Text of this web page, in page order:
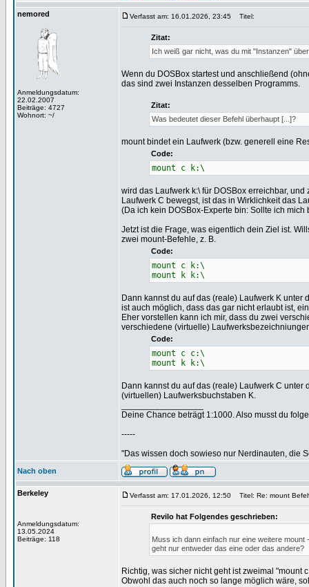
nemored
Anmeldungsdatum:
22.02.2007
Beiträge: 4727
Wohnort: ~/
Verfasst am: 16.01.2026, 23:45 Titel:
Zitat:
Ich weiß gar nicht, was du mit "Instanzen"
Wenn du DOSBox startest und anschließend
das sind zwei Instanzen desselben Programms.
Zitat:
Was bedeutet dieser Befehl überhaupt [...]?
mount bindet ein Laufwerk (bzw. generell eine
Code:
mount c k:\
wird das Laufwerk k:\ für DOSBox erreichbar,
Laufwerk C bewegst, ist das in Wirklichkeit das
(Da ich kein DOSBox-Experte bin: Sollte ich
Jetzt ist die Frage, was eigentlich dein Ziel ist.
zwei mount-Befehle, z. B.
Code:
mount c k:\
mount k k:\
Dann kannst du auf das (reale) Laufwerk K
ist auch möglich, dass das gar nicht erlaubt ist,
Eher vorstellen kann ich mir, dass du zwei
verschiedene (virtuelle)
Code:
mount c c:\
mount k k:\
Dann kannst du auf das (reale) Laufwerk C
(virtuellen) Laufwerksbuchstaben K.
Deine Chance beträgt 1:1000. Also musst du
-----
"Das wissen doch sowieso nur Nerdinauten, die
Nach oben
Berkeley
Anmeldungsdatum:
13.05.2024
Beiträge: 118
Verfasst am: 17.01.2026, 12:50 Titel: Re: mount
Revilo hat Folgendes geschrieben:
Muss ich dann einfach nur eine weitere
geht nur entweder das eine oder das andere?
Richtig, was sicher nicht geht ist zweimal "mount
Obwohl das auch noch so lange möglich wäre,